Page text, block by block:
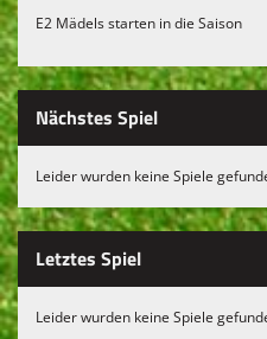
E2 Mädels starten in die Saison
Nächstes Spiel
Leider wurden keine Spiele
Letztes Spiel
Leider wurden keine Spiele